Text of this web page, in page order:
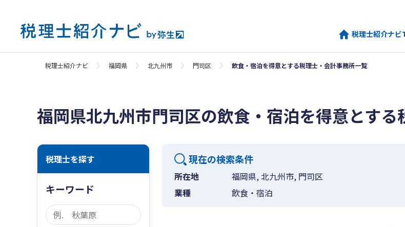
税理士紹介ナビ
税理士紹介ナビ 福岡県 北九州市 門司区 飲食・宿泊を得意とする税理士・会計事務所一覧
福岡県北九州市門司区の飲食・宿泊を得意とす
税理士を探す
キーワード
現在の検索条件
所在地
福岡県, 北九州市, 門司区
業種
飲食・宿泊